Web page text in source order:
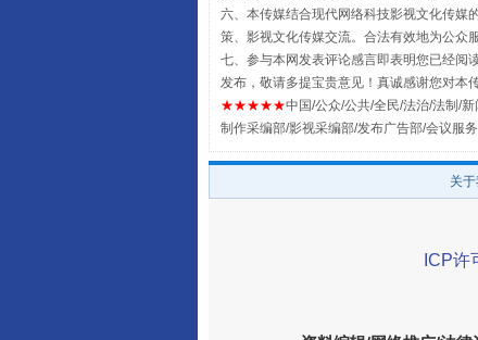
阿坝州三大球赛在茂县开幕
六、本传媒结合现代网络科技影视文化传媒
策、影视文化传媒交流。合法有效地为公众
七、参与本网发表评论感言即表明您已经阅
发布，敬请多提宝贵意见！真诚感谢您对本
★★★★★中国/公众/公共/全民/法治/法制/
制作采编部/影视采编部/发布广告部/会议服务
关
ICP许